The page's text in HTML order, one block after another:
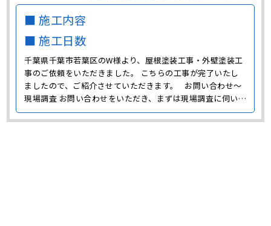
■ 施工内容
■ 施工日数
千葉県千葉市若葉区のW様より、屋根塗装工事・外壁塗装工
事のご依頼をいただきました。 こちらの工事が完了いたし
ましたので、ご紹介させていただきます。 お問い合わせ～
現場調査 お問い合わせをいただき、まずは現場調査に伺いま
した。 W様邸の外壁は白色だったので、雨だれによる黒い汚
れが目立っていました。 雨だれは外壁に付いている汚れが